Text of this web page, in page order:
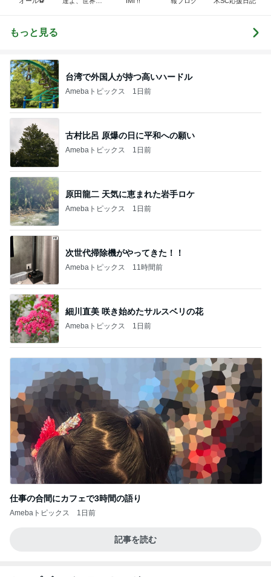
もっと見る
台湾で外国人が持つ高いハードル
Amebaトピックス 1日前
古村比呂 原爆の日に平和への願い
Amebaトピックス 1日前
原田龍二 天気に恵まれた岩手ロケ
Amebaトピックス 1日前
次世代掃除機がやってきた！！
Amebaトピックス 11時間前
細川直美 咲き始めたサルスベリの花
Amebaトピックス 1日前
仕事の合間にカフェで3時間の語り
Amebaトピックス 1日前
記事を読む